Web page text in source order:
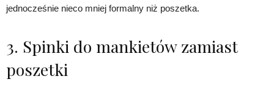
jednocześnie nieco mniej formalny niż poszetka.
3. Spinki do mankietów zamiast
poszetki